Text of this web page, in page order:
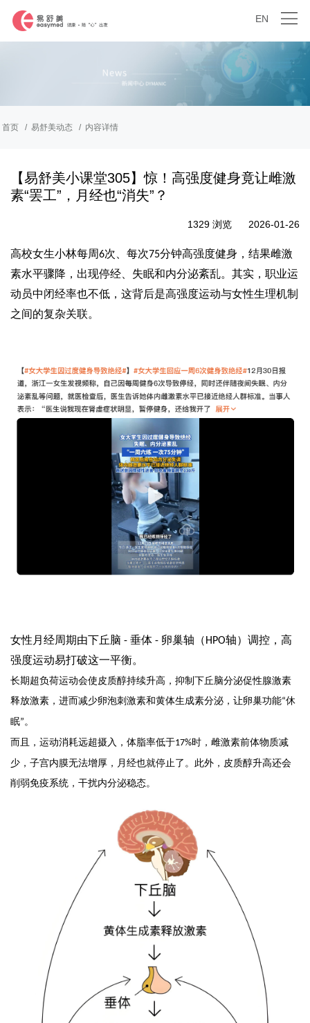
EN
首页 易舒美动态 内容详情
【易舒美小课堂305】惊！高强度健身竟让雌激
素“罢工”，月经也“消失”？
1329 浏览 2026-01-26
高校女生小林每周6次、每次75分钟高强度健身，结果雌激
素水平骤降，出现停经、失眠和内分泌紊乱。其实，职业运
动员中闭经率也不低，这背后是高强度运动与女性生理机制
之间的复杂关联。
女性月经周期由下丘脑 - 垂体 - 卵巢轴（ HPO轴）调控，高
强度运动易打破这一平衡。
长期超负荷运动会使皮质醇持续升高，抑制下丘脑分泌促性腺激素
释放激素，进而减少卵泡刺激素和黄体生成素分泌，让卵巢功能“休
眠” 。
而且，运动消耗远超摄入，体脂率低于17%时，雌激素前体物质减
少，子宫内膜无法增厚，月经也就停止了。此外，皮质醇升高还会
削弱免疫系统，干扰内分泌稳态。